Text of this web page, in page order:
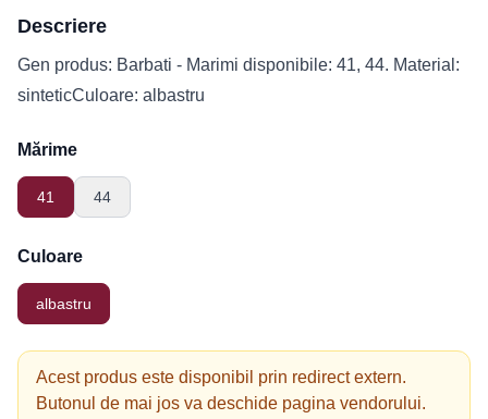
Descriere
Gen produs: Barbati - Marimi disponibile: 41, 44. Material:
sinteticCuloare: albastru
Mărime
41 44
Culoare
albastru
Acest produs este disponibil prin redirect extern.
Butonul de mai jos va deschide pagina vendorului.